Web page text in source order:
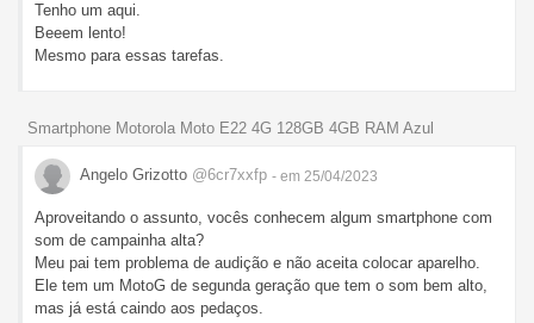
Tenho um aqui.
Beeem lento!
Mesmo para essas tarefas.
Smartphone Motorola Moto E22 4G 128GB 4GB RAM Azul
Angelo Grizotto @6cr7xxfp - em 25/04/2023
Aproveitando o assunto, vocês conhecem algum smartphone com
som de campainha alta?
Meu pai tem problema de audição e não aceita colocar aparelho.
Ele tem um MotoG de segunda geração que tem o som bem alto,
mas já está caindo aos pedaços.